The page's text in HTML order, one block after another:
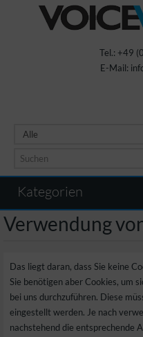
Tel.: +49
E-Mail:
Kategorien
Verwendung
Das liegt daran, dass Sie keine
Sie benötigen aber Cookies, um
bei uns durchzuführen. Diese
eingestellt werden. Je nach
nachstehend die entsprechende